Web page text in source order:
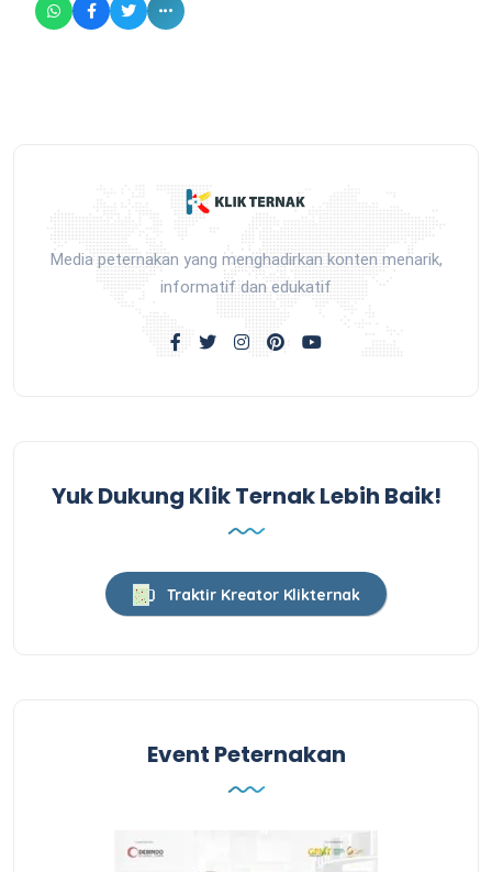
Media peternakan yang menghadirkan konten menarik,
informatif dan edukatif
Yuk Dukung Klik Ternak Lebih Baik!
Traktir Kreator Klikternak
Event Peternakan